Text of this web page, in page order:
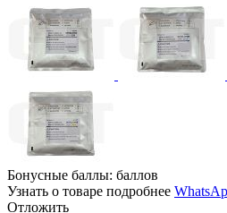
Бонусные баллы: баллов
Узнать о товаре подробнее
Отложить